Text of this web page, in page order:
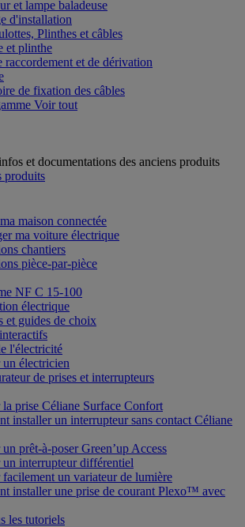
et lampe baladeuse
d'installation
Plinthes et câbles
et plinthe
raccordement et de dérivation
de fixation des câbles
Voir tout
et documentations des anciens produits
produits
maison connectée
ma voiture électrique
chantiers
pièce-par-pièce
NF C 15-100
électrique
et guides de choix
l'électricité
électricien
de prises et interrupteurs
la prise Céliane Surface Confort
installer un interrupteur sans contact Céliane
prêt-à-poser Green’up Access
un interrupteur différentiel
facilement un variateur de lumière
installer une prise de courant Plexo™ avec
les tutoriels